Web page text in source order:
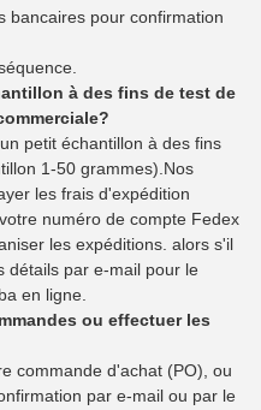
bancaires pour confirmation
à des fins de test de
petit échantillon à des fins
1-50 grammes).Nos
les frais d'expédition
numéro de compte Fedex
les expéditions. alors s'il
détails par e-mail pour le
en ligne.
ou effectuer les
commande d'achat (PO), ou
par e-mail ou par le